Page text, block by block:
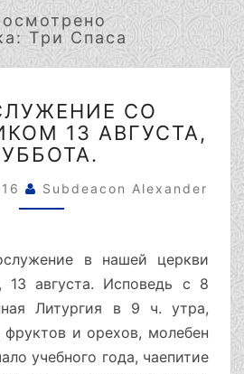
Три Спаса
СО
СВЯЩЕННИКОМ
13
СУББОТА.
СО
13 АВГУСТА,
Subdeacon Alexander
в нашей церкви
13 августа. Исповедь с 8
Литургия в 9 ч. утра,
и орехов, молебен
учебного года, чаепитие